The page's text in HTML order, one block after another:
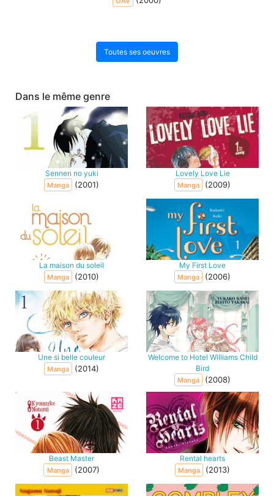
Toutes ses oeuvres
Dans le même genre
Sennen no yuki
Manga (2001)
Lovely Love Lie
Manga (2009)
La maison du soleil
Manga (2010)
My First Love
Manga (2006)
Une si belle couleur
Manga (2014)
Welcome to Hotel Williams Child
Bird
Manga (2008)
Beast Master
Manga (2007)
Rental hearts
Manga (2013)